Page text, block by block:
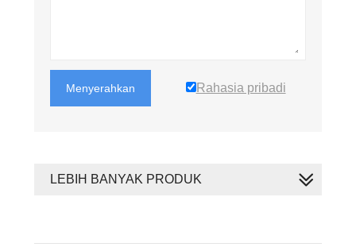
Menyerahkan Rahasia pribadi
LEBIH BANYAK PRODUK